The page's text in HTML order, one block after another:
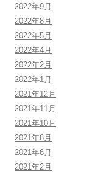
2022年9月
2022年8月
2022年5月
2022年4月
2022年2月
2022年1月
2021年12月
2021年11月
2021年10月
2021年8月
2021年6月
2021年2月